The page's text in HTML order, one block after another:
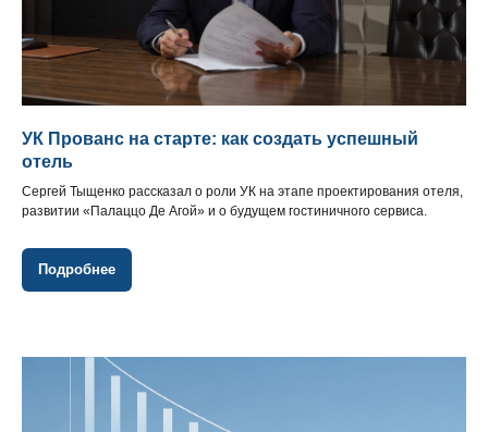
УК Прованс на старте: как создать успешный
отель
Сергей Тыщенко рассказал о роли УК на этапе проектирования отеля,
развитии «Палаццо Де Агой» и о будущем гостиничного сервиса.
Подробнее